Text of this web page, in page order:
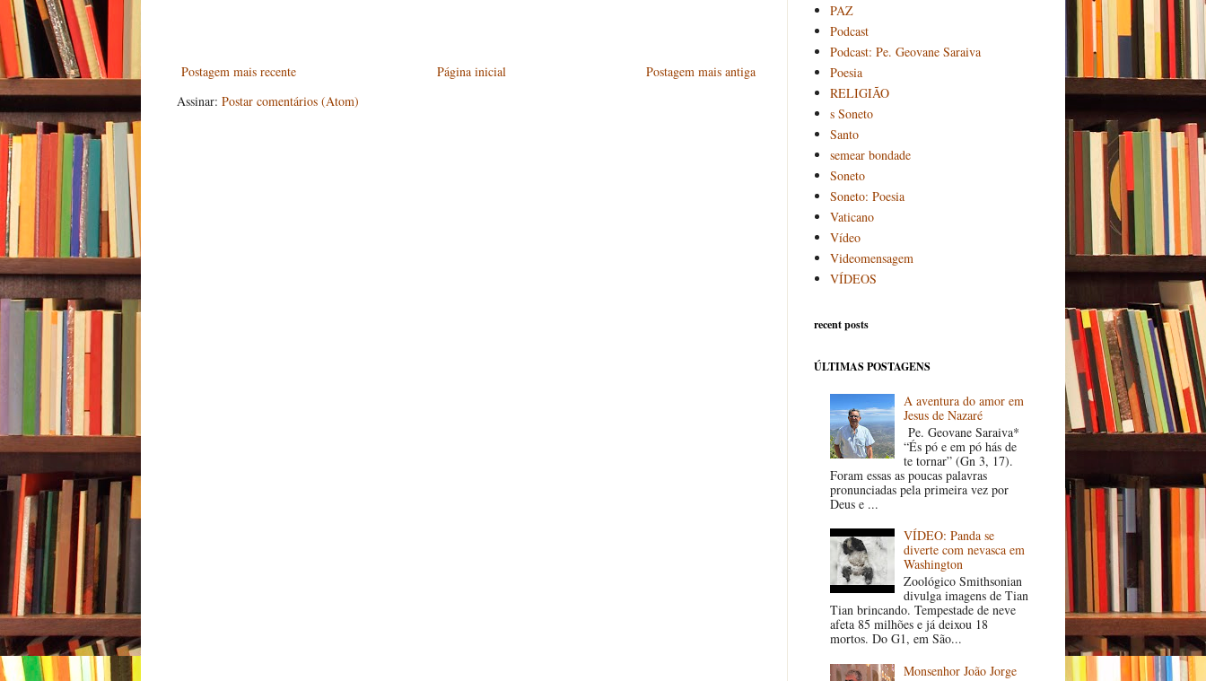
Postagem mais recente Postagem mais antiga
Página inicial
Assinar: Postar comentários (Atom)
PAZ
Podcast
Podcast: Pe. Geovane Saraiva
Poesia
RELIGIÃO
s Soneto
Santo
semear bondade
Soneto
Soneto: Poesia
Vaticano
Vídeo
Videomensagem
VÍDEOS
recent posts
ÚLTIMAS POSTAGENS
A aventura do amor em
Jesus de Nazaré
Pe. Geovane Saraiva*
“És pó e em pó hás de
te tornar” (Gn 3, 17).
Foram essas as poucas palavras
pronunciadas pela primeira vez por
Deus e ...
VÍDEO: Panda se
diverte com nevasca em
Washington
Zoológico Smithsonian
divulga imagens de Tian
Tian brincando. Tempestade de neve
afeta 85 milhões e já deixou 18
mortos. Do G1, em São...
Monsenhor João Jorge